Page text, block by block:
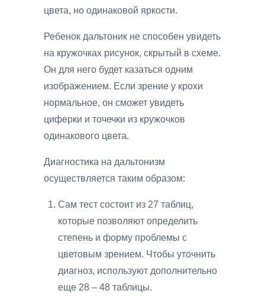
цвета, но одинаковой яркости.
Ребенок дальтоник не способен увидеть
на кружочках рисунок, скрытый в схеме.
Он для него будет казаться одним
изображением. Если зрение у крохи
нормальное, он сможет увидеть
циферки и точечки из кружочков
одинакового цвета.
Диагностика на дальтонизм
осуществляется таким образом:
Сам тест состоит из 27 таблиц,
которые позволяют определить
степень и форму проблемы с
цветовым зрением. Чтобы уточнить
диагноз, используют дополнительно
еще 28 – 48 таблицы.